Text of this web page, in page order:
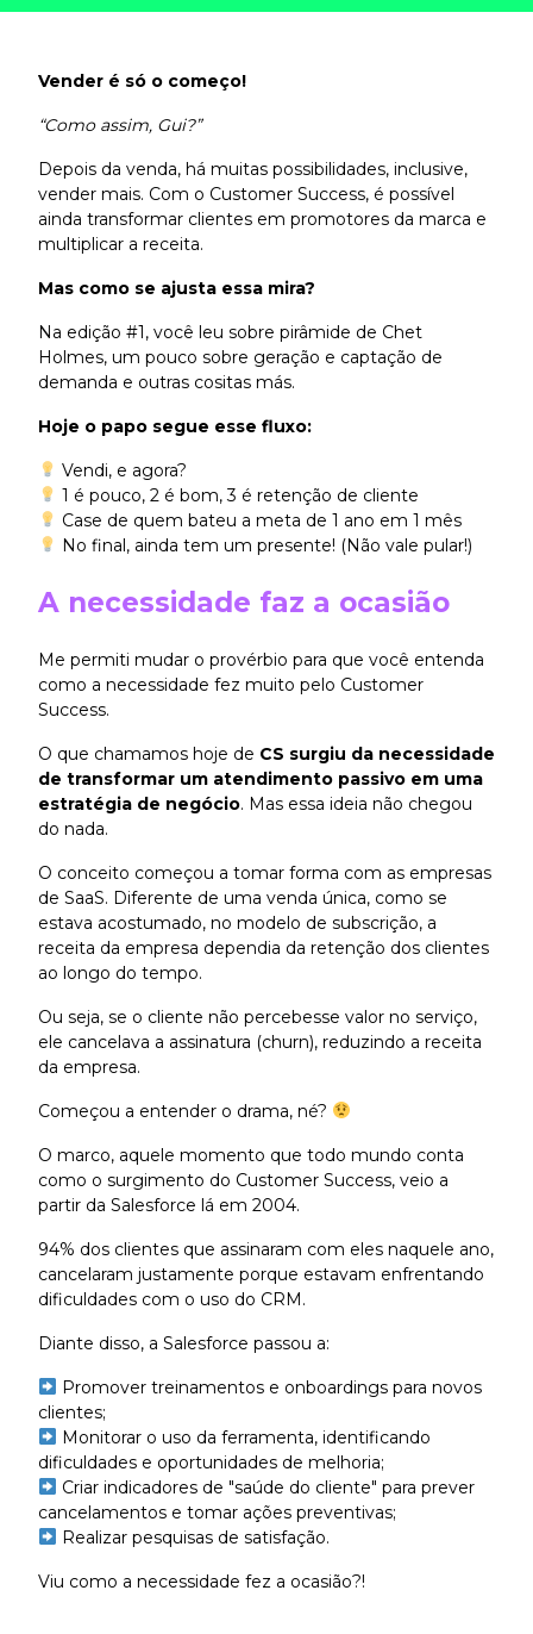
Vender é só o começo!
“Como assim, Gui?”
Depois da venda, há muitas possibilidades, inclusive,
vender mais. Com o Customer Success, é possível
ainda transformar clientes em promotores da marca e
multiplicar a receita.
Mas como se ajusta essa mira?
Na edição #1, você leu sobre pirâmide de Chet
Holmes, um pouco sobre geração e captação de
demanda e outras cositas más.
Hoje o papo segue esse fluxo:
Vendi, e agora?
1 é pouco, 2 é bom, 3 é retenção de cliente
Case de quem bateu a meta de 1 ano em 1 mês
No final, ainda tem um presente! (Não vale pular!)
A necessidade faz a ocasião
Me permiti mudar o provérbio para que você entenda
como a necessidade fez muito pelo Customer
Success.
O que chamamos hoje de CS surgiu da necessidade
de transformar um atendimento passivo em uma
estratégia de negócio. Mas essa ideia não chegou
do nada.
O conceito começou a tomar forma com as empresas
de SaaS. Diferente de uma venda única, como se
estava acostumado, no modelo de subscrição, a
receita da empresa dependia da retenção dos clientes
ao longo do tempo.
Ou seja, se o cliente não percebesse valor no serviço,
ele cancelava a assinatura (churn), reduzindo a receita
da empresa.
Começou a entender o drama, né?
O marco, aquele momento que todo mundo conta
como o surgimento do Customer Success, veio a
partir da Salesforce lá em 2004.
94% dos clientes que assinaram com eles naquele ano,
cancelaram justamente porque estavam enfrentando
dificuldades com o uso do CRM.
Diante disso, a Salesforce passou a:
Promover treinamentos e onboardings para novos
clientes;
Monitorar o uso da ferramenta, identificando
dificuldades e oportunidades de melhoria;
Criar indicadores de "saúde do cliente" para prever
cancelamentos e tomar ações preventivas;
Realizar pesquisas de satisfação.
Viu como a necessidade fez a ocasião?!